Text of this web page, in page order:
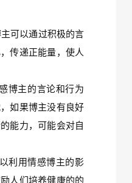
可以通过积极的言
传递正能量，使人
博主的言论和行为
如果博主没有良好
能力，可能会对自
利用情感博主的影
人们培养健康的的